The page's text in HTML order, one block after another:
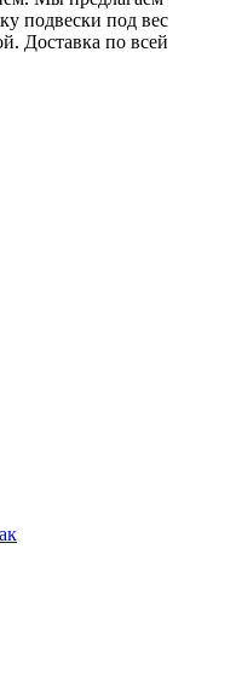
подвески под вес
Доставка по всей